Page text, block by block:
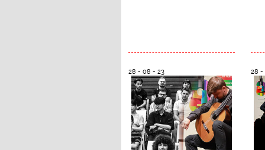
28 - 08 - 23 28 -